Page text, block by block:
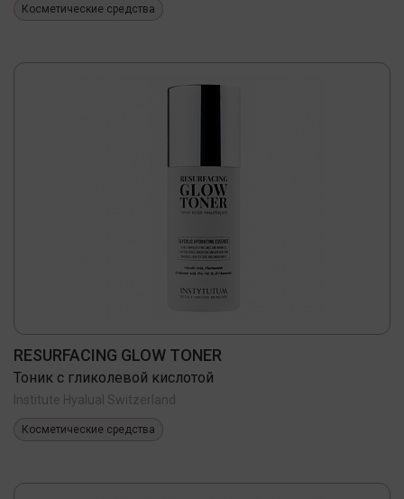
Косметические средства
RESURFACING GLOW TONER
Тоник с гликолевой кислотой
Institute Hyalual Switzerland
Косметические средства